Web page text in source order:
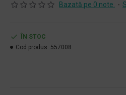
Bazată pe 0 note. -
ÎN STOC
Cod produs: 557008